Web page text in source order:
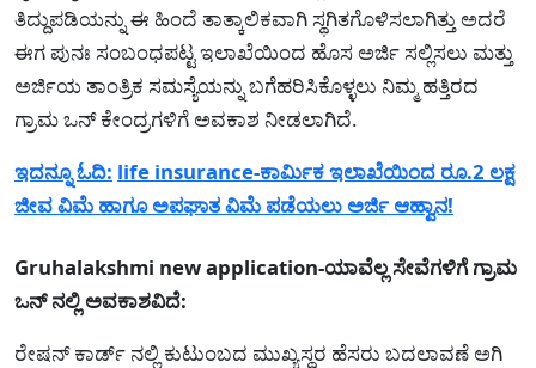
ತಿದ್ದುಪಡಿಯನ್ನು ಈ ಹಿಂದೆ ತಾತ್ಕಾಲಿಕವಾಗಿ ಸ್ಥಗಿತಗೊಳಿಸಲಾಗಿತ್ತು ಅದರೆ
ಈಗ ಪುನಃ ಸಂಬಂಧಪಟ್ಟ ಇಲಾಖೆಯಿಂದ ಹೊಸ ಅರ್ಜಿ ಸಲ್ಲಿಸಲು ಮತ್ತು
ಅರ್ಜಿಯ ತಾಂತ್ರಿಕ ಸಮಸ್ಯೆಯನ್ನು ಬಗೆಹರಿಸಿಕೊಳ್ಳಲು ನಿಮ್ಮ ಹತ್ತಿರದ
ಗ್ರಾಮ ಒನ್ ಕೇಂದ್ರಗಳಿಗೆ ಅವಕಾಶ ನೀಡಲಾಗಿದೆ.
ಇದನ್ನೂ ಓದಿ: life insurance-ಕಾರ್ಮಿಕ ಇಲಾಖೆಯಿಂದ ರೂ.2 ಲಕ್ಷ
ಜೀವ ವಿಮೆ ಹಾಗೂ ಅಪಘಾತ ವಿಮೆ ಪಡೆಯಲು ಅರ್ಜಿ ಆಹ್ವಾನ!
Gruhalakshmi new application-ಯಾವೆಲ್ಲ ಸೇವೆಗಳಿಗೆ ಗ್ರಾಮ
ಒನ್ ನಲ್ಲಿ ಅವಕಾಶವಿದೆ:
ರೇಷನ್ ಕಾರ್ಡ್ ನಲ್ಲಿ ಕುಟುಂಬದ ಮುಖ್ಯಸ್ಥರ ಹೆಸರು ಬದಲಾವಣೆ ಅಗಿ